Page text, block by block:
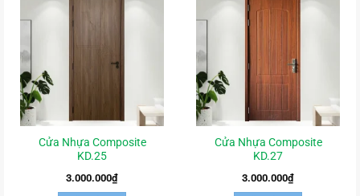
Cửa Nhựa Composite
KD.25
3.000.000₫
Cửa Nhựa Composite
KD.27
3.000.000₫